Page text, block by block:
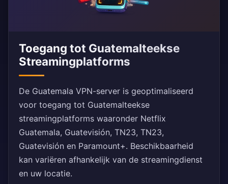
Toegang tot Guatemalteekse
Streamingplatforms
De Guatemala VPN-server is geoptimaliseerd
voor toegang tot Guatemalteekse
streamingplatforms waaronder Netflix
Guatemala, Guatevisión, TN23, TN23,
Guatevisión en Paramount+. Beschikbaarheid
kan variëren afhankelijk van de streamingdienst
en uw locatie.